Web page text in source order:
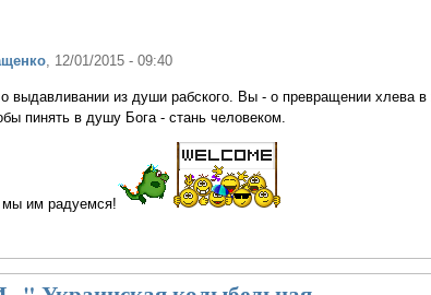
, 12/01/2015 - 09:40
выдавливании из души рабского. Вы - о превращении хлева в
пинять в душу Бога - стань человеком.
мы им радуемся!